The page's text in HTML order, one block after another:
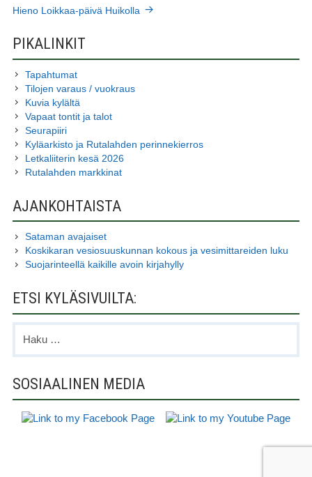
Hieno Loikkaa-päivä Huikolla
SIVUPALKKI
PIKALINKIT
Tapahtumat
Tilojen varaus / vuokraus
Kuvia kylältä
Vapaat tontit ja talot
Seurapiiri
Kyläarkisto ja Rutalahden perinnekierros
Letkaliiterin kesä 2026
Rutalahden markkinat
AJANKOHTAISTA
Sataman avajaiset
Koskikaran vesiosuuskunnan kokous ja vesimittareiden luku
Suojarinteellä kaikille avoin kirjahylly
ETSI KYLÄSIVUILTA:
Haku:
SOSIAALINEN MEDIA